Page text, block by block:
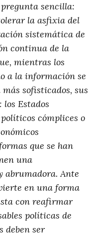
sencilla:
la asfixia del
sistemática de
continua de la
mientras los
a la información se
sofisticados, sus
Estados
cómplices o
que se han
una
abrumadora. Ante
en una forma
con reafirmar
políticas de
deben ser